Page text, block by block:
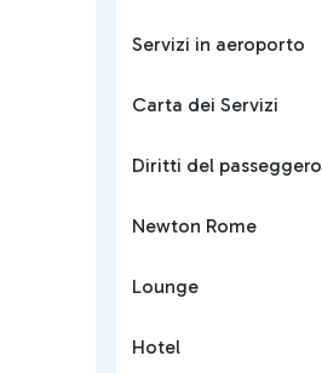
Servizi in aeroporto
Carta dei Servizi
Diritti del passeggero
Newton Rome
Lounge
Hotel